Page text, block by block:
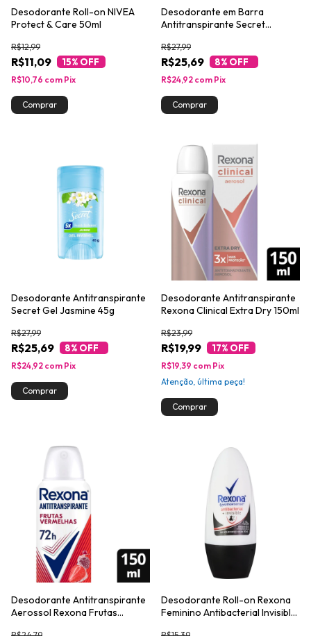
Desodorante Roll-on NIVEA
Protect & Care 50ml
R$11,09
R$12,99
15% OFF
R$10,76 com Pix
Desodorante em Barra
Antitranspirante Secret
R$25,69
R$27,99
8% OFF
R$24,92 com Pix
Desodorante Antitranspirante
Secret Gel Jasmine 45g
R$25,69
R$27,99
8% OFF
R$24,92 com Pix
Desodorante Antitranspirante
Rexona Clinical Extra Dry 150ml
R$19,99
R$23,99
17% OFF
R$19,39 com Pix
Atenção, última peça!
Desodorante Antitranspirante
Aerossol Rexona Frutas
Desodorante Roll-on Rexona
Feminino Antibacterial Invisible